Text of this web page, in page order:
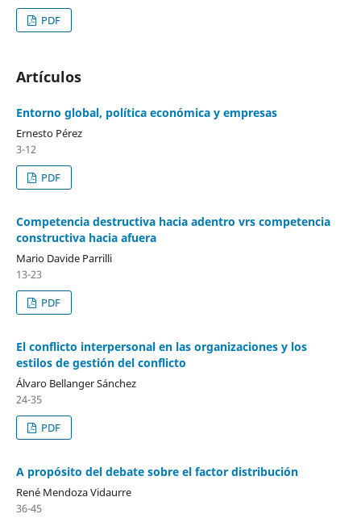
PDF
Artículos
Entorno global, política económica y empresas
Ernesto Pérez
3-12
PDF
Competencia destructiva hacia adentro vrs competencia
constructiva hacia afuera
Mario Davide Parrilli
13-23
PDF
El conflicto interpersonal en las organizaciones y los
estilos de gestión del conflicto
Álvaro Bellanger Sánchez
24-35
PDF
A propósito del debate sobre el factor distribución
René Mendoza Vidaurre
36-45